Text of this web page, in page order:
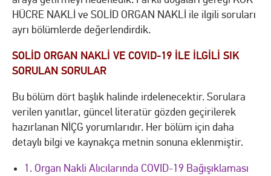
HÜCRE NAKLİ ve SOLİD ORGAN NAKLİ ile ilgili soruları
ayrı bölümlerde değerlendirdik.
SOLİD ORGAN NAKLİ VE COVID-19 İLE İLGİLİ SIK
SORULAN SORULAR
Bu bölüm dört başlık halinde irdelenecektir. Sorulara
verilen yanıtlar, güncel literatür gözden geçirilerek
hazırlanan NİÇG yorumlarıdır. Her bölüm için daha
detaylı bilgi ve kaynakça metnin sonuna eklenmiştir.
1. Organ Nakli Alıcılarında COVID-19 Bağışıklaması